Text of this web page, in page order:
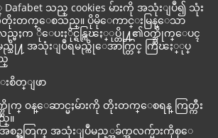
သည္ cookies မ်ားကို အသုံးျပဳ၍ သုံး
းတက္ေစသည္။ ပိုမိုေကာင္းမြန္ေသာ
မႈက ိုေပးႏိုင္ရန္ကြၽႏ္ုပ္တို႔၏ဝက္ဘ္ဆိုက္ေပၚ
မည္သို႔ အသုံးျပဳရမည္ကိုေအာက္တြင္ ကြၽႏ္ုပ္
းစိတ္ျဖာ
က္ ၀န္ေဆာင္မႈမ်ားကို တိုးတက္ေစရန္ ကြတ္ကီး
။
အစဥ္အတြက္ အသုံးျပဳမည့္အခ်က္အလက္မ်ားကိုစုေ